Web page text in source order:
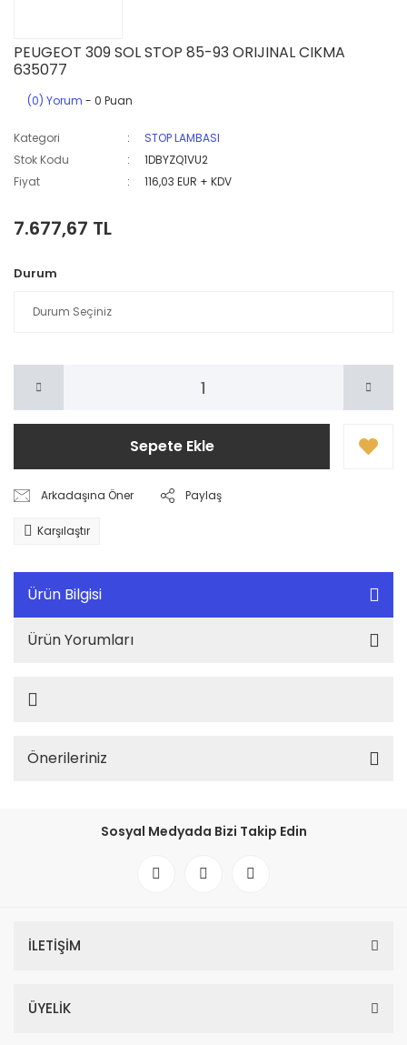
PEUGEOT 309 SOL STOP 85-93 ORIJINAL CIKMA
635077
(0) Yorum - 0 Puan
Kategori
STOP LAMBASI
Stok Kodu
1DBYZQ1VU2
Fiyat
116,03 EUR + KDV
7.677,67 TL
Durum
Sepete Ekle
Arkadaşına Öner Paylaş
Karşılaştır
Ürün Bilgisi
Ürün Yorumları
Önerileriniz
Sosyal Medyada Bizi Takip Edin
İLETİŞİM
ÜYELİK